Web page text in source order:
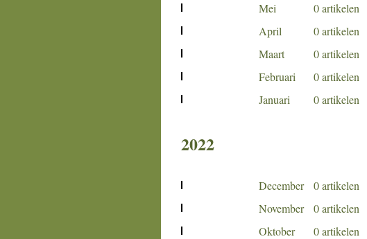
Mei
0 artikelen
April
0 artikelen
Maart
0 artikelen
Februari
0 artikelen
Januari
0 artikelen
2022
December 0 artikelen
November
0 artikelen
Oktober
0 artikelen